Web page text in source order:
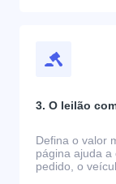
3. O leilão
Defina o valor
página ajuda a
pedido, o